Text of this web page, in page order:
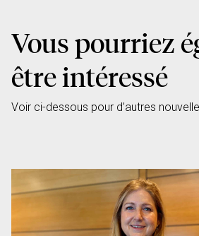
Vous pourriez
être intéressé
Voir ci-dessous pour d’autres